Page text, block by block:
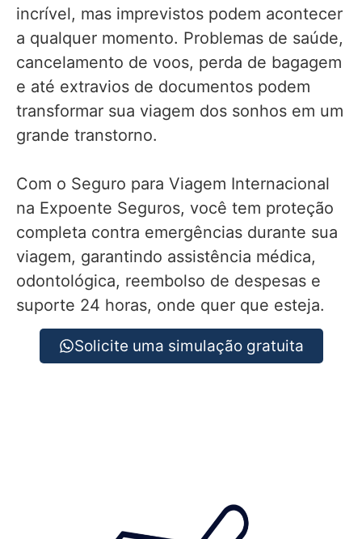
incrível, mas imprevistos podem acontecer
a qualquer momento. Problemas de saúde,
cancelamento de voos, perda de bagagem
e até extravios de documentos podem
transformar sua viagem dos sonhos em um
grande transtorno.
Com o Seguro para Viagem Internacional
na Expoente Seguros, você tem proteção
completa contra emergências durante sua
viagem, garantindo assistência médica,
odontológica, reembolso de despesas e
suporte 24 horas, onde quer que esteja.
Solicite uma simulação gratuita